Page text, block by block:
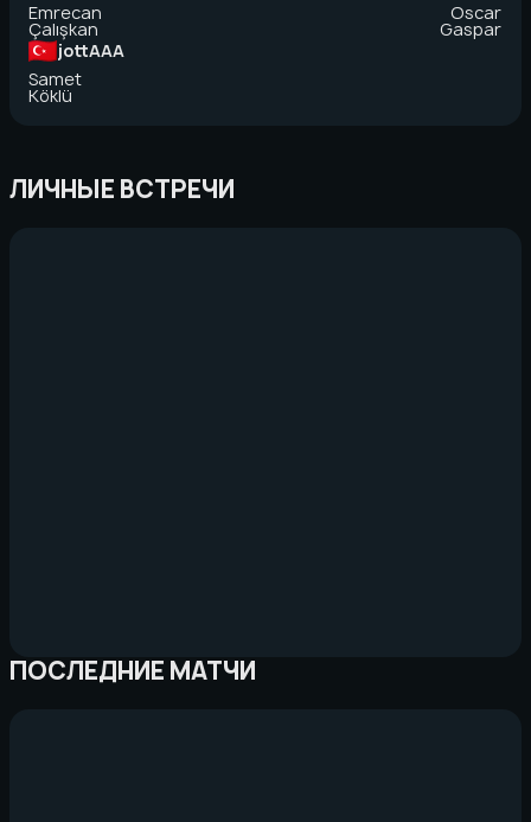
Emrecan
Çalışkan
jottAAA
Samet
Köklü
Oscar
Gaspar
ЛИЧНЫЕ ВСТРЕЧИ
ПОСЛЕДНИЕ МАТЧИ